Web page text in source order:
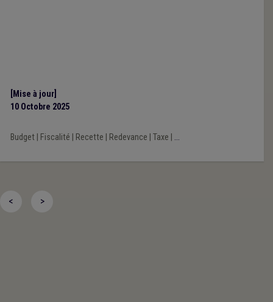
[Mise à jour]
10 Octobre 2025
Budget| Fiscalité Recette Redevance Taxe ...
< >